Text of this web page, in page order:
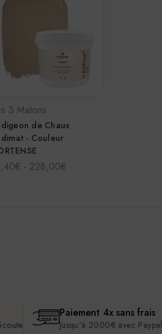
3 Matons
de Chaux
- Couleur
- 228,00€
Paiement 4x sans frais
Jusqu'à 2000€ avec Paypal